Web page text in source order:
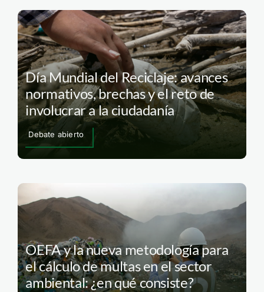
Día Mundial del Reciclaje: avances
normativos, brechas y el reto de
involucrar a la ciudadanía
Debate abierto
OEFA y la nueva metodología para
el cálculo de multas en el sector
ambiental: ¿en qué consiste?